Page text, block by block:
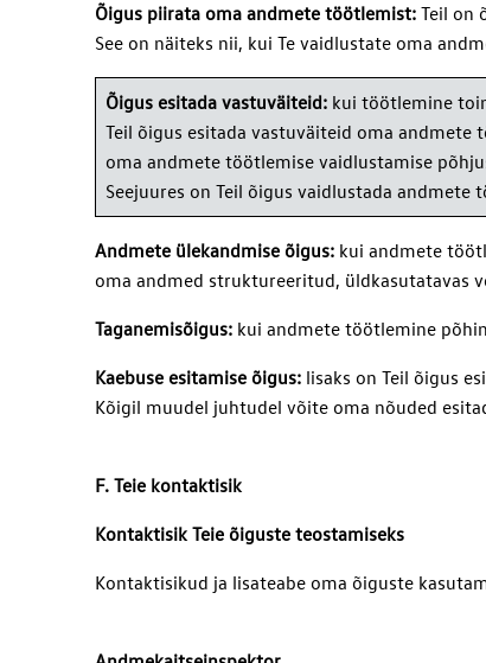
Õigus piirata oma andmete töötlemist: Teil on
See on näiteks nii, kui Te vaidlustate oma
Õigus esitada vastuväiteid: kui töötlemine
Teil õigus esitada vastuväiteid oma andmete
oma andmete töötlemise vaidlustamise
Seejuures on Teil õigus vaidlustada
Andmete ülekandmise õigus: kui andmete
oma andmed struktureeritud, üldkasutatavas
Taganemisõigus: kui andmete töötlemine
Kaebuse esitamise õigus: lisaks on Teil õigus
Kõigil muudel juhtudel võite oma nõuded
F. Teie kontaktisik
Kontaktisik Teie õiguste teostamiseks
Kontaktisikud ja lisateabe oma õiguste